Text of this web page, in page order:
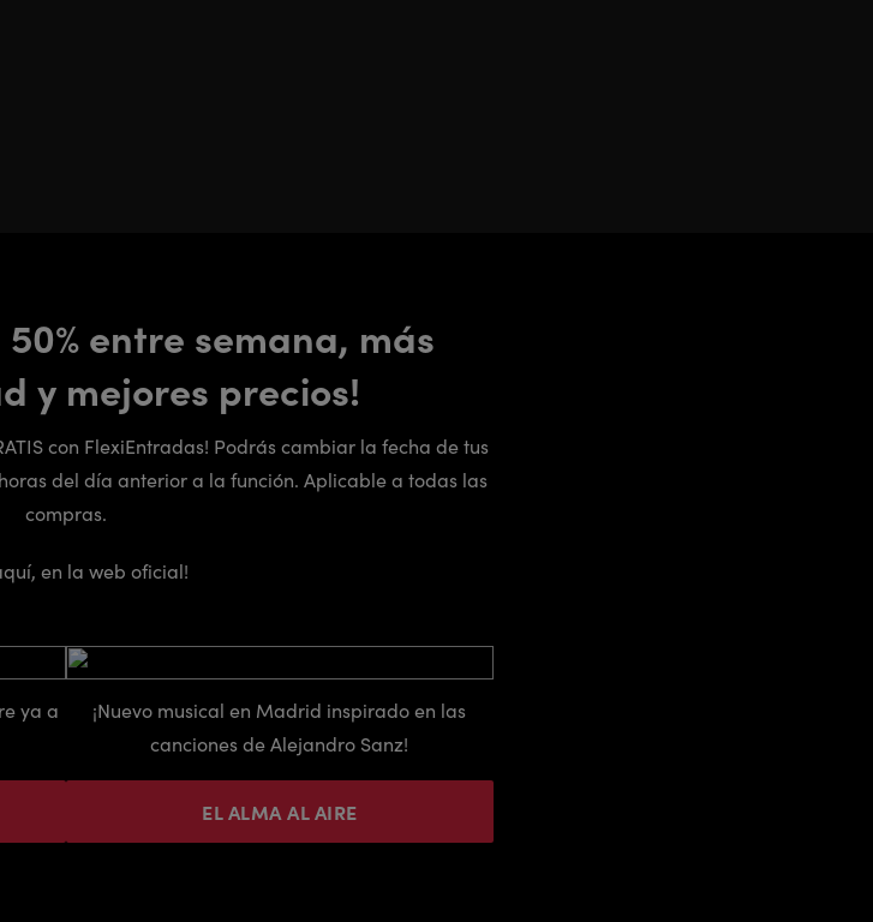
entre semana, más
y mejores precios!
con FlexiEntradas! Podrás cambiar la fecha de tus
del día anterior a la función. Aplicable a todas las
compras.
en la web oficial!
ya a
¡Nuevo musical en Madrid inspirado en las
canciones de Alejandro Sanz!
EL ALMA AL AIRE